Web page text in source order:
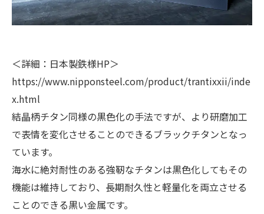
＜詳細：日本製鉄様HP＞
https://www.nipponsteel.com/product/trantixxii/inde
x.html
結晶柄チタン同様の黒色化の手法ですが、より研磨加工
で表情を変化させることのできるブラックチタンとなっ
ています。
海水に絶対耐性のある強靭なチタンは黒色化してもその
機能は維持しており、長期耐久性と軽量化を両立させる
ことのできる黒い金属です。